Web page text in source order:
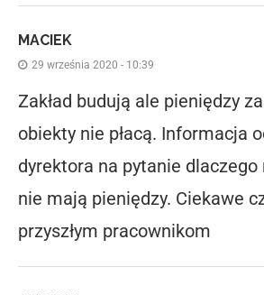
MACIEK
29 września 2020 - 10:39
Zakład budują ale pieniędzy
obiekty nie płacą. Informacja
dyrektora na pytanie dlaczego
nie mają pieniędzy. Ciekawe
przyszłym pracownikom